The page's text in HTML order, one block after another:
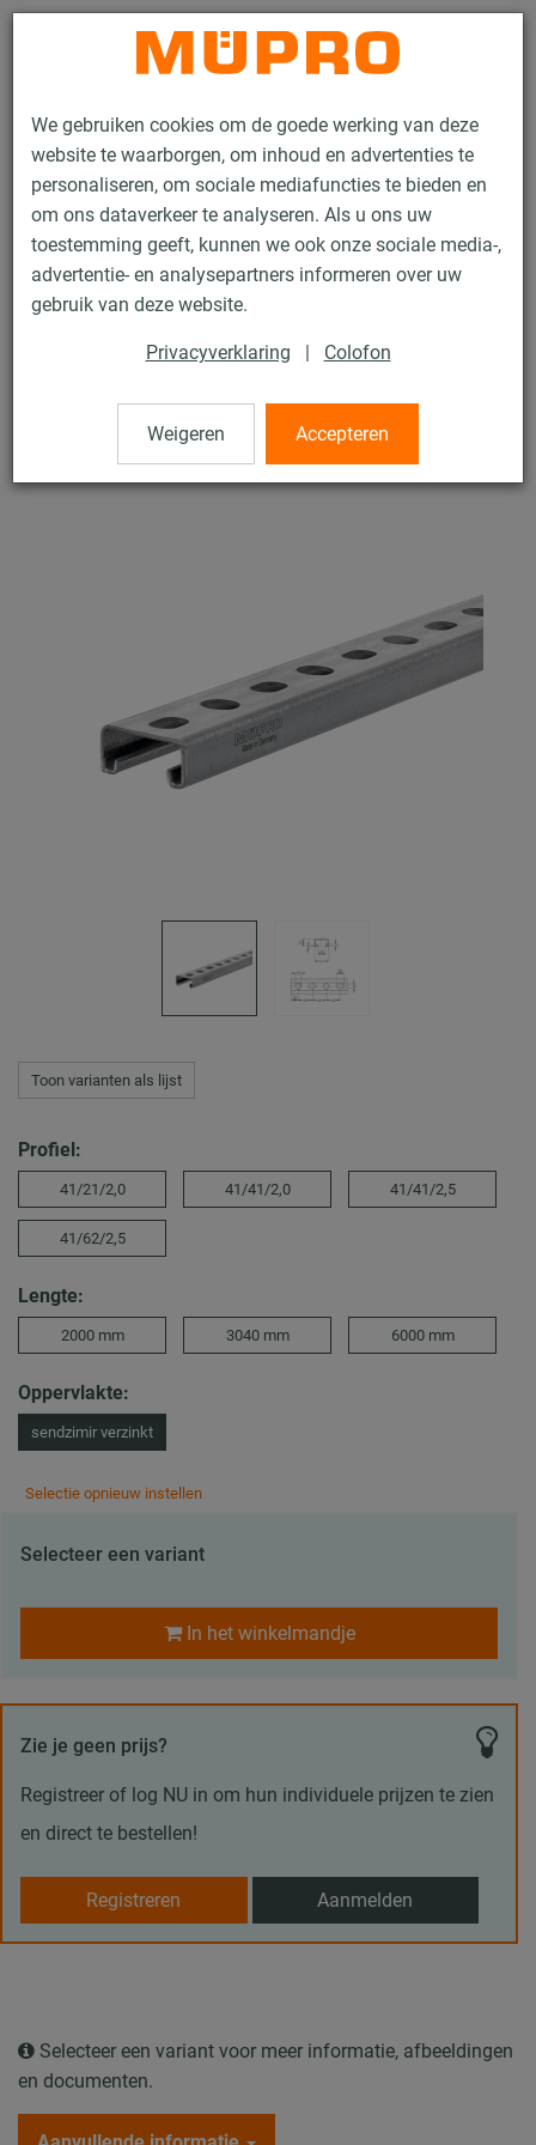
We gebruiken cookies om de goede werking van deze
website te waarborgen, om inhoud en advertenties te
personaliseren, om sociale mediafuncties te bieden en
om ons dataverkeer te analyseren. Als u ons uw
toestemming geeft, kunnen we ook onze sociale media-,
advertentie- en analysepartners informeren over uw
gebruik van deze website.
Privacyverklaring | Colofon
Weigeren Accepteren
Contact
Producten Bevestigingstechniek
Sprinklerbevestiging
Installatierails voor sprinklermontage
MPR Systeemrails
MPR Systeemrails
Toon varianten als lijst
Profiel:
41/21/2,0 41/41/2,0 41/41/2,5
41/62/2,5
Lengte:
2000 mm 3040 mm 6000 mm
Oppervlakte:
sendzimir verzinkt
Selectie opnieuw instellen
Selecteer een variant
In het winkelmandje
Zie je geen prijs?
Registreer of log NU in om hun individuele prijzen te zien
en direct te bestellen!
Registreren Aanmelden
Selecteer een variant voor meer informatie, afbeeldingen
en documenten.